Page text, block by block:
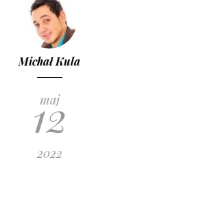
Michał Kula
maj
12
2022